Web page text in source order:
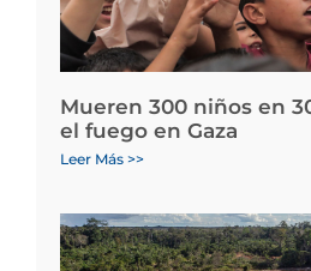
Mueren 300 niños en
el fuego en Gaza
Leer Más >>